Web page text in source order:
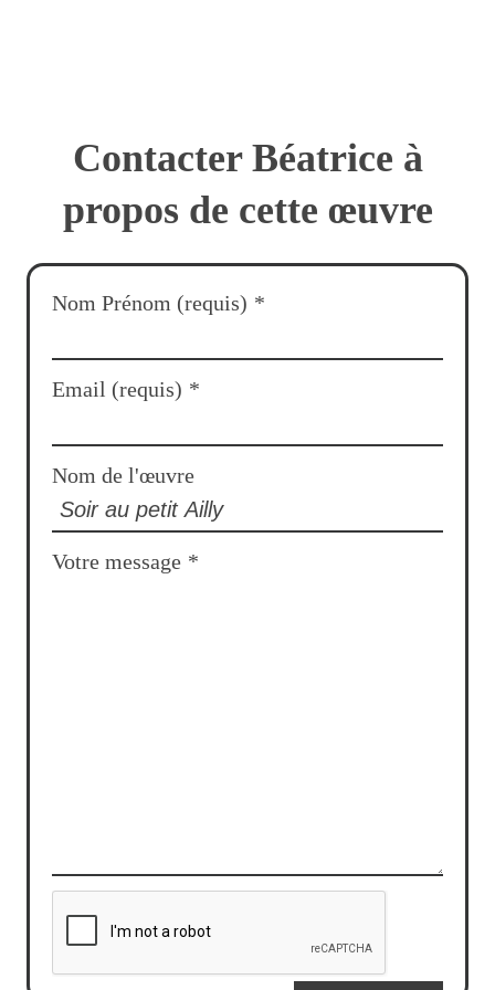
Contacter Béatrice à
propos de cette œuvre
Nom Prénom (requis) *
Email (requis) *
Nom de l'œuvre
Votre message *